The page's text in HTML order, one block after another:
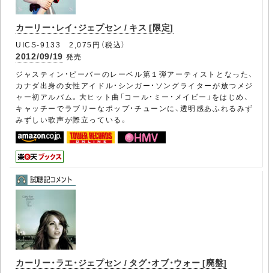
カーリー・レイ・ジェプセン / キス [限定]
UICS-9133 2,075円（税込）
2012/09/19 発売
ジャスティン・ビーバーのレーベル第１弾アーティストとなった、
カナダ出身の女性アイドル・シンガー・ソングライターが放つメジ
ャー初アルバム。大ヒット曲「コール・ミー・メイビー」をはじめ、
キャッチーでラブリーなポップ・チューンに、透明感あふれるみず
みずしい歌声が際立っている。
カーリー・ラエ・ジェプセン / タグ・オブ・ウォー [廃盤]